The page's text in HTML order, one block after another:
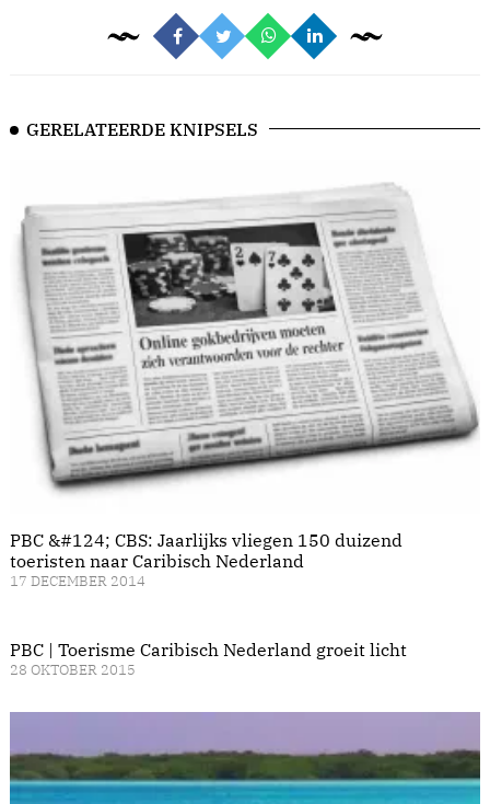
GERELATEERDE KNIPSELS
PBC &#124; CBS: Jaarlijks vliegen 150 duizend
toeristen naar Caribisch Nederland
17 DECEMBER 2014
PBC | Toerisme Caribisch Nederland groeit licht
28 OKTOBER 2015